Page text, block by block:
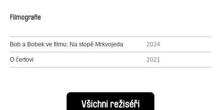
Filmografie
Bob a Bobek ve filmu: Na stopě Mrkvojeda 2024
O čertovi 2021
Všichni režiséři